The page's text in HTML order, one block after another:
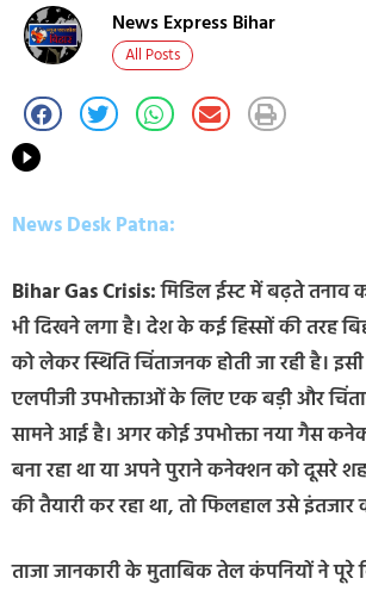
News Express Bihar
All Posts
News Desk Patna:
Bihar Gas Crisis:मिडिल ईस्ट में बढ़ते तनाव
भी दिखने लगा है। देश के कई हिस्सों की तरह
को लेकर स्थिति चिंताजनक होती जा रही है।
एलपीजी उपभोक्ताओं के लिए एक बड़ी और
सामने आई है। अगर कोई उपभोक्ता नया गैस
बना रहा था या अपने पुराने कनेक्शन को दूसरे
की तैयारी कर रहा था, तो फिलहाल उसे
ताजा जानकारी के मुताबिक तेल कंपनियों ने पूरे